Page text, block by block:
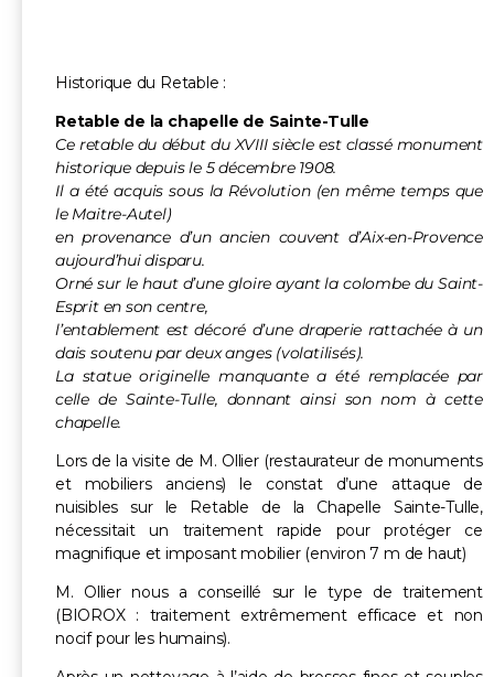
Historique du Retable :
Retable de la chapelle de Sainte-Tulle
Ce retable du début du XVIII siècle est classé monument
historique depuis le 5 décembre 1908.
Il a été acquis sous la Révolution (en même temps que
le Maitre-Autel)
en provenance d’un ancien couvent d’Aix-en-Provence
aujourd’hui disparu.
Orné sur le haut d’une gloire ayant la colombe du Saint-
Esprit en son centre,
l’entablement est décoré d’une draperie rattachée à un
dais soutenu par deux anges (volatilisés).
La statue originelle manquante a été remplacée par
celle de Sainte-Tulle, donnant ainsi son nom à cette
chapelle.
Lors de la visite de M. Ollier (restaurateur de monuments
et mobiliers anciens) le constat d’une attaque de
nuisibles sur le Retable de la Chapelle Sainte-Tulle,
nécessitait un traitement rapide pour protéger ce
magnifique et imposant mobilier (environ 7 m de haut)
M. Ollier nous a conseillé sur le type de traitement
(BIOROX : traitement extrêmement efficace et non
nocif pour les humains).